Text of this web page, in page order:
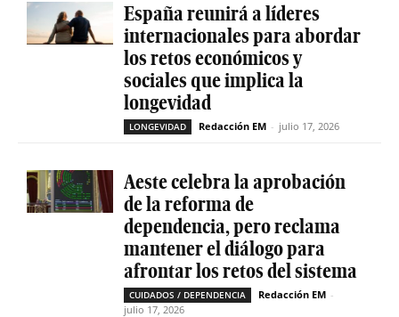
España reunirá a líderes
internacionales para abordar
los retos económicos y
sociales que implica la
longevidad
LONGEVIDAD Redacción EM - julio 17, 2026
Aeste celebra la aprobación
de la reforma de
dependencia, pero reclama
mantener el diálogo para
afrontar los retos del sistema
CUIDADOS / DEPENDENCIA Redacción EM -
julio 17, 2026